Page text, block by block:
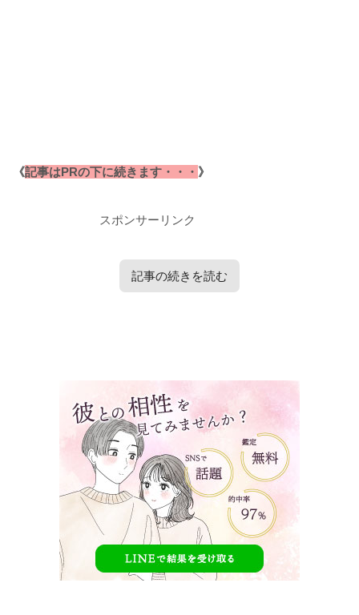
《記事はPRの下に続きます・・・ 》
スポンサーリンク
記事の続きを読む